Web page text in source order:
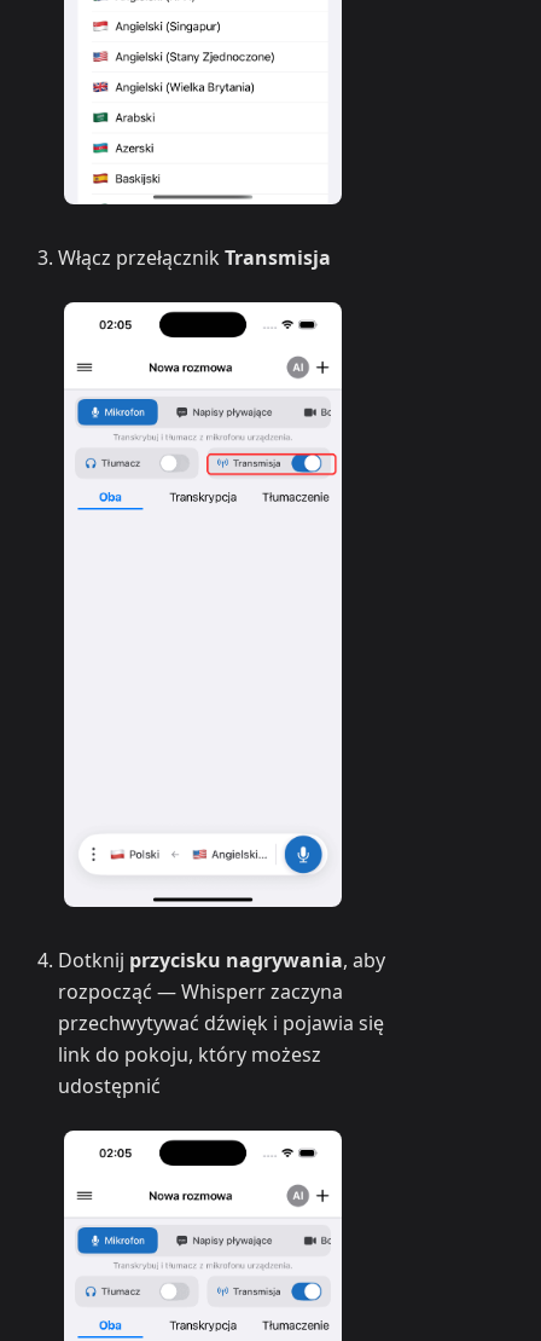
Włącz przełącznik Transmisja
Dotknij przycisku nagrywania, aby
rozpocząć — Whisperr zaczyna
przechwytywać dźwięk i pojawia się
link do pokoju, który możesz
udostępnić